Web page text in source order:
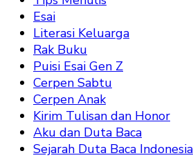
Esai
Literasi Keluarga
Rak Buku
Puisi Esai Gen Z
Cerpen Sabtu
Cerpen Anak
Kirim Tulisan dan Honor
Aku dan Duta Baca
Sejarah Duta Baca Indonesia